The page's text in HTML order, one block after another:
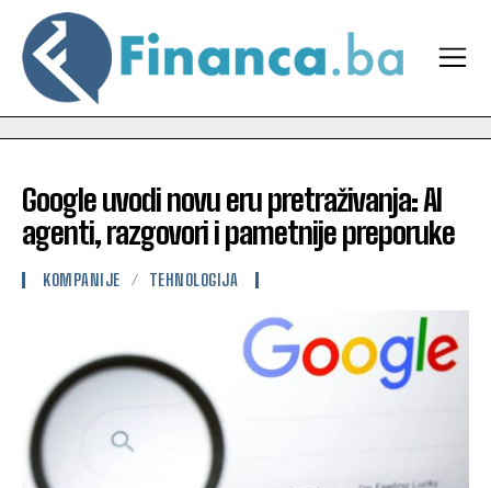
Google uvodi novu eru pretraživanja: AI
agenti, razgovori i pametnije preporuke
KOMPANIJE TEHNOLOGIJA